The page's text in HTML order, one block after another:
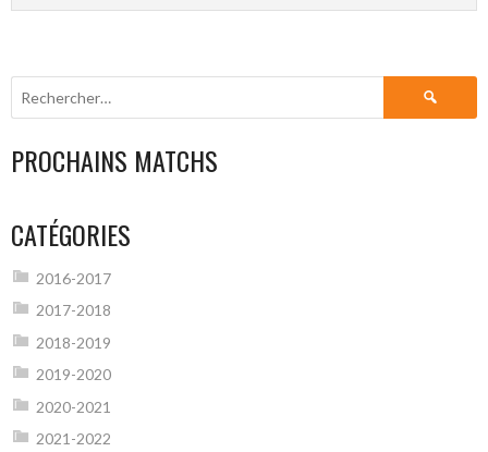
Rechercher :
PROCHAINS MATCHS
CATÉGORIES
2016-2017
2017-2018
2018-2019
2019-2020
2020-2021
2021-2022